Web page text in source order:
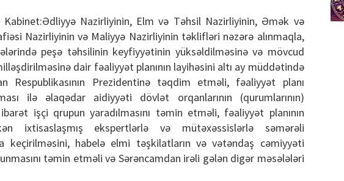
Kabinet:Ədliyyə Nazirliyinin, Elm və Təhsil Nazirliyinin, Əmək və
Nazirliyinin və Maliyyə Nazirliyinin təklifləri nəzərə alınmaqla,
peşə təhsilinin keyfiyyətinin yüksəldilməsinə və mövcud
dair fəaliyyət planının layihəsini altı ay müddətində
Respublikasının Prezidentinə təqdim etməli, fəaliyyət planı
ilə əlaqədar aidiyyəti dövlət orqanlarının (qurumlarının)
işçi qrupun yaradılmasını təmin etməli, fəaliyyət planının
ixtisaslaşmış ekspertlərlə və mütəxəssislərlə səmərəli
keçirilməsini, habelə elmi təşkilatların və vətəndaş cəmiyyəti
təmin etməli və Sərəncamdan irəli gələn digər məsələləri